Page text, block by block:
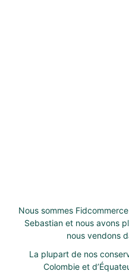
Nous sommes
Sebastian et nous avons
nous vendons
La plupart de nos
Colombie et